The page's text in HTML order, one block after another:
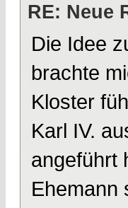
RE: Neue
Die Idee
brachte
Kloster
Karl IV.
angeführt
Ehemann